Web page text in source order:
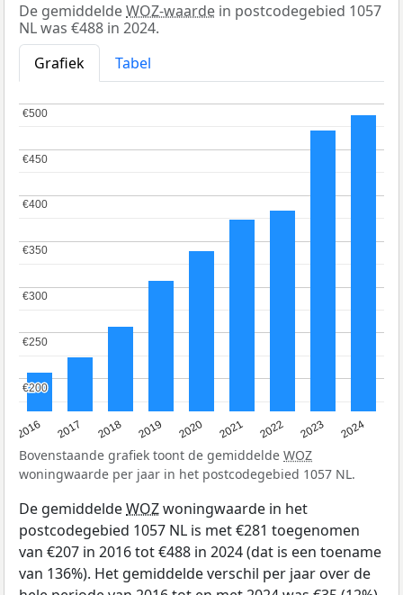
De gemiddeldeWOZ-waarde in postcodegebied 1057
NL was €488 in 2024.
Grafiek
Tabel
2016 2017 2018 2019 2020 2021 2022 2023 2024
€200
€200
€250
€250
€300
€300
€350
€350
€400
€400
€450
€450
€500
€500
Bovenstaande grafiek toont de gemiddelde WOZ
woningwaarde per jaar in het postcodegebied 1057 NL.
De gemiddeldeWOZwoningwaarde in het
postcodegebied 1057 NL is met €281 toegenomen
van €207 in 2016 tot €488 in 2024 (dat is een toename
van 136%). Het gemiddelde verschil per jaar over de